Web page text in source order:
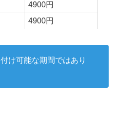
4900円
4900円
け可能な期間ではあり